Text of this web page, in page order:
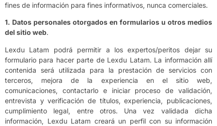
fines de información para fines informativos, nunca comerciales.
1. Datos personales otorgados en formularios u otros medios
del sitio web.
Lexdu Latam podrá permitir a los expertos/peritos dejar su
formulario para hacer parte de Lexdu Latam. La información allí
contenida será utilizada para la prestación de servicios con
terceros, mejora de la experiencia en el sitio web,
comunicaciones, contactarlo e iniciar proceso de validación,
entrevista y verificación de títulos, experiencia, publicaciones,
cumplimiento legal, entre otros. Una vez validada dicha
información, Lexdu Latam creará un perfil con su información